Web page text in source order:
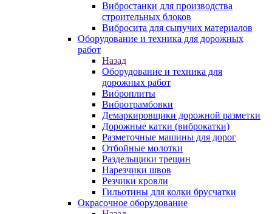
Вибростанки для производства
строительных блоков
Вибросита для сыпучих материалов
Оборудование и техника для дорожных
работ
Назад
Оборудование и техника для
дорожных работ
Виброплиты
Вибротрамбовки
Демаркировщики дорожной разметки
Дорожные катки (виброкатки)
Разметочные машины для дорог
Отбойные молотки
Раздельщики трещин
Нарезчики швов
Резчики кровли
Гильотины для колки брусчатки
Окрасочное оборудование